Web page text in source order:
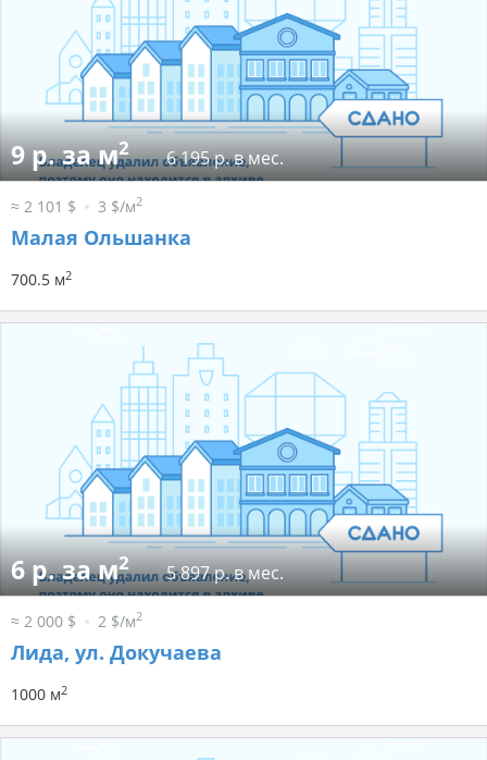
9 р. за м2 6 195 р. в мес.
≈ 2 101 $ 3 $/м2
Малая Ольшанка
700.5 м2
6 р. за м2 5 897 р. в мес.
≈ 2 000 $ 2 $/м2
Лида, ул. Докучаева
1000 м2